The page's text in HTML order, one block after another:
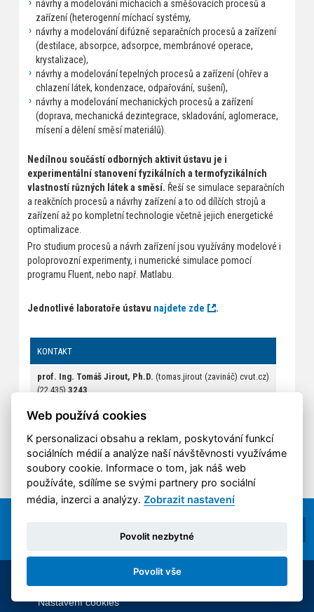
návrhy a modelování míchacích a směšovacích procesů a
zařízení (heterogenní míchací systémy,
návrhy a modelování difúzně separačních procesů a zařízení
(destilace, absorpce, adsorpce, membránové operace,
krystalizace),
návrhy a modelování tepelných procesů a zařízení (ohřev a
chlazení látek, kondenzace, odpařování, sušení),
návrhy a modelování mechanických procesů a zařízení
(doprava, mechanická dezintegrace, skladování, aglomerace,
mísení a dělení směsí materiálů).
Nedílnou součástí odborných aktivit ústavu je i
experimentální stanovení fyzikálních a termofyzikálních
vlastností různých látek a směsí. Řeší se simulace separačních
a reakčních procesů a návrhy zařízení a to od dílčích strojů a
zařízení až po kompletní technologie včetně jejich energetické
optimalizace.
Pro studium procesů a návrh zařízení jsou využívány modelové i
poloprovozní experimenty, i numerické simulace pomocí
programu Fluent, nebo např. Matlabu.
Jednotlivé laboratoře ústavu najdete zde .
KONTAKT
prof. Ing. Tomáš Jirout, Ph.D. (tomas.jirout (zavináč) cvut.cz)
(22 435) 3243
© 2014-2026 ČVUT FS | All rights reserved |
Nastavení cookies
Web používá cookies
K personalizaci obsahu a reklam, poskytování funkcí
sociálních médií a analýze naší návštěvnosti využíváme
soubory cookie. Informace o tom, jak náš web
používáte, sdílíme se svými partnery pro sociální
média, inzerci a analýzy.Zobrazit nastavení
Povolit nezbytné
Povolit vše